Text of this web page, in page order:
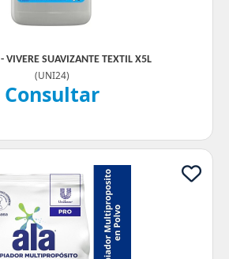
VIVERE SUAVIZANTE TEXTIL X5L
(UNI24)
Consultar